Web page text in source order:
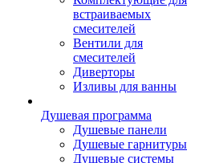
встраиваемых
смесителей
Вентили для
смесителей
Диверторы
Изливы для ванны
Душевая программа
Душевые панели
Душевые гарнитуры
Душевые системы